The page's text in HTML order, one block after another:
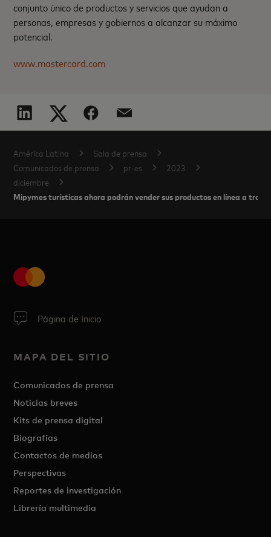
conjunto único de productos y servicios que ayudan a
personas, empresas y gobiernos a alcanzar su máximo
potencial.
www.mastercard.com
América Latina
Sala de prensa
Comunicados de prensa
pr-es
2023
diciembre
Mipymes turísticas ahora podrán vender sus productos en línea a
Página de Inicio
MAPA DEL SITIO
Comunicados de prensa
Noticias breves
Kits de prensa digital
Biografías
Contactos de medios
Perspectivas
Reportes de investigación
Librería multimedia